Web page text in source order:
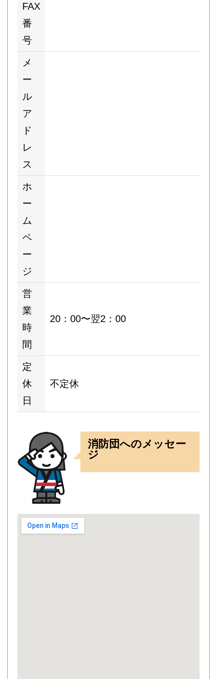
FAX
番
号
メ
ー
ル
ア
ド
レ
ス
ホ
ー
ム
ペ
ー
ジ
営
業
時
間
20：00〜翌2：00
定
休
日
不定休
消防団へのメッセー
ジ